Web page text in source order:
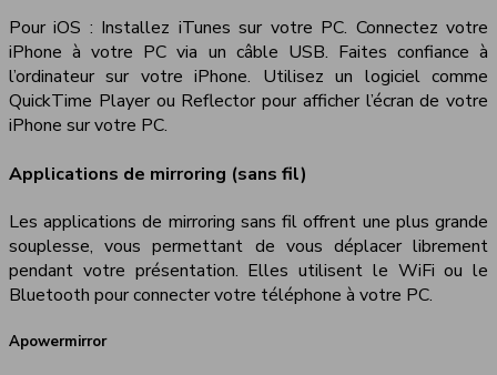
Pour iOS : Installez iTunes sur votre PC. Connectez votre
iPhone à votre PC via un câble USB. Faites confiance à
l’ordinateur sur votre iPhone. Utilisez un logiciel comme
QuickTime Player ou Reflector pour afficher l’écran de votre
iPhone sur votre PC.
Applications de mirroring (sans fil)
Les applications de mirroring sans fil offrent une plus grande
souplesse, vous permettant de vous déplacer librement
pendant votre présentation. Elles utilisent le WiFi ou le
Bluetooth pour connecter votre téléphone à votre PC.
Apowermirror